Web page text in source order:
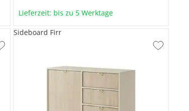
Lieferzeit: bis zu 5 Werktage
Sideboard Firr